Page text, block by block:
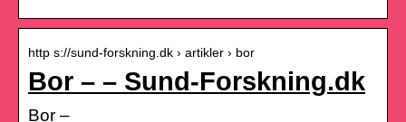
http s://sund-forskning.dk › artikler › bor
Bor – – Sund-Forskning.dk
Bor –